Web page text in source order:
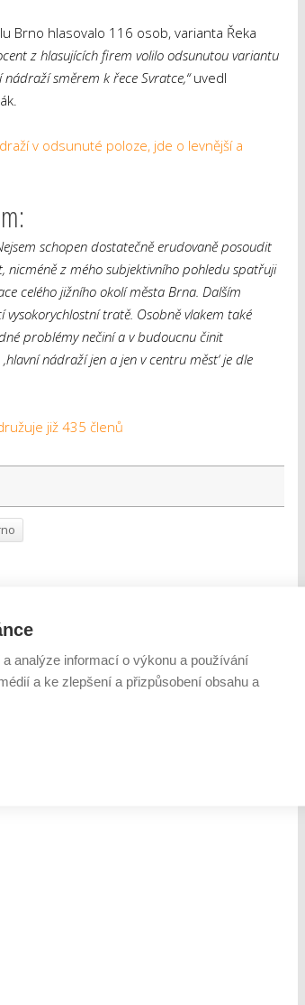
Brno hlasovalo 116 osob, varianta Řeka
z hlasujících firem volilo odsunutou variantu
směrem k řece Svratce,“uvedl
v odsunuté poloze, jde o levnější a
schopen dostatečně erudovaně posoudit
z mého subjektivního pohledu spatřuji
celého jižního okolí města Brna. Dalším
tratě. Osobně vlakem také
problémy nečiní a v budoucnu činit
nádraží jen a jen v centru měst‘ je dle
již 435 členů
analýze informací o výkonu a používání
a ke zlepšení a přizpůsobení obsahu a